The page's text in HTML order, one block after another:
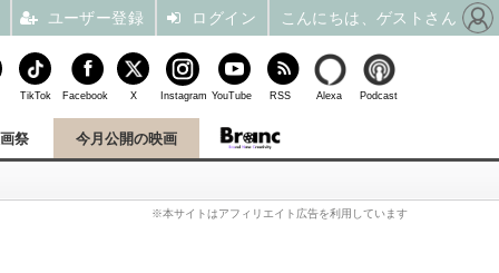
祭 今月公開の映画
※本サイトはアフィリエイト広告を利用しています
TikTok Facebook X Instagram YouTube RSS Alexa Podcast
ユーザー登録 ログイン こんにちは、ゲストさん